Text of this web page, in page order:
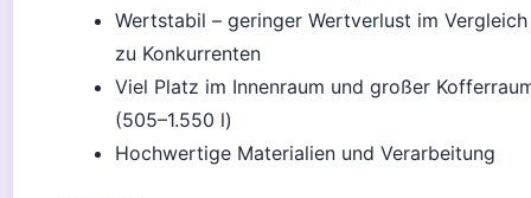
Wertstabil – geringer Wertverlust im Vergleich
zu Konkurrenten
Viel Platz im Innenraum und großer
(505–1.550 l)
Hochwertige Materialien und Verarbeitung